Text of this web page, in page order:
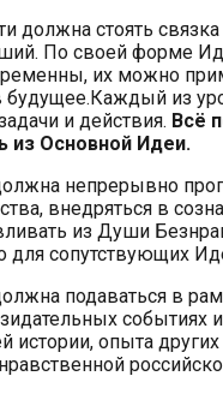
должна стоять
По своей форме
их можно
будущее.Каждый из
и действия. Всё
из Основной Идеи.
непрерывно
внедряться в
из Души
для сопутствующих
подаваться в
событиях
истории, опыта других